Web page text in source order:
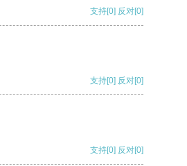
支持[0] 反对[0]
支持[0] 反对[0]
支持[0] 反对[0]